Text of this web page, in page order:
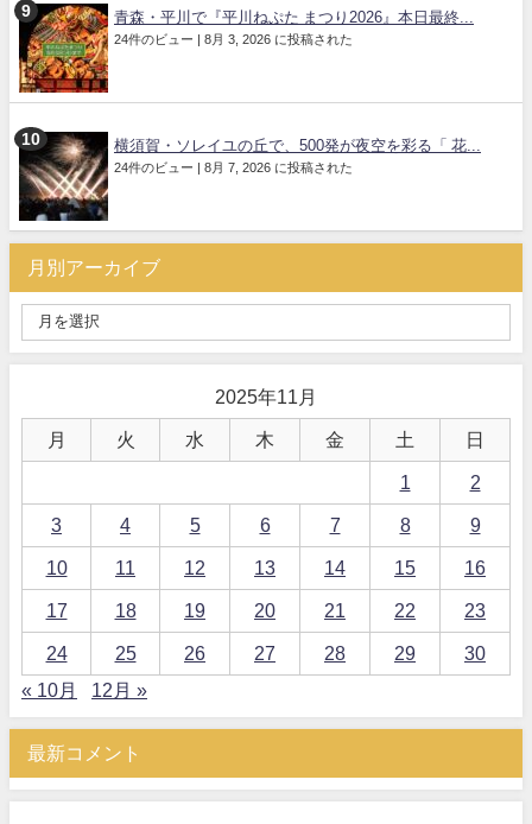
青森・平川で『平川ねぷた まつり2026』本日最終...
24件のビュー | 8月 3, 2026 に投稿された
横須賀・ソレイユの丘で、500発が夜空を彩る「 花...
24件のビュー | 8月 7, 2026 に投稿された
月別アーカイブ
2025年11月
月 火 水 木 金 土 日
1 2
3 4 5 6 7 8 9
10 11 12 13 14 15 16
17 18 19 20 21 22 23
24 25 26 27 28 29
30
« 10月
12月 »
最新コメント